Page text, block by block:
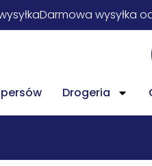
Darmowa wysyłka
Drogeria